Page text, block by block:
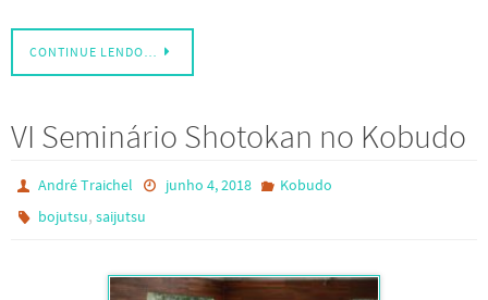
CONTINUE LENDO…
VI Seminário Shotokan no Kobudo
André Traichel junho 4, 2018
Kobudo
bojutsu,saijutsu